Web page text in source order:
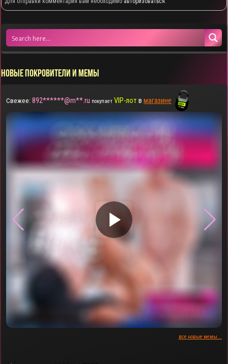
НОВЫЕ ПОКРОВИТЕЛИ И МЕМЫ
Свежее: 892******@m**.ru покупает VIP-лотвмагазине
▶
все новые мемы...